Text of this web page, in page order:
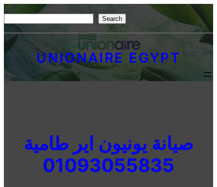
Skip
to
content
e
r
c
Search
UNIONAIRE EGYPT
صيانة يونيون اير طامية
01093055835